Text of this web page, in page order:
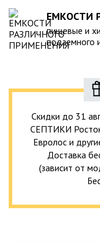
ЕМКОСТИ
пищевые и
подземного
Скидки до 31
СЕПТИКИ
Евролос и
Доставка
(зависит от